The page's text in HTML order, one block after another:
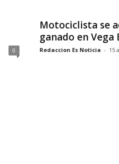
0
Motociclista se
ganado en Vega
Redaccion Es Noticia - 15